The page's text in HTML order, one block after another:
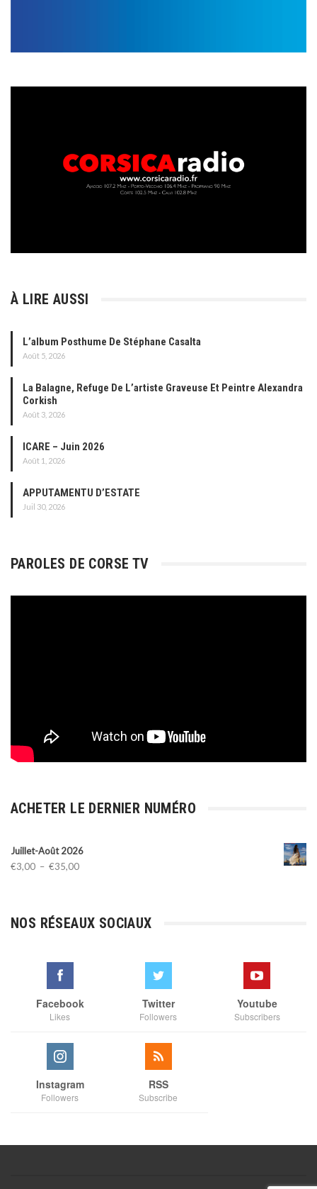
À LIRE AUSSI
L’album Posthume De Stéphane Casalta
Août 5, 2026
La Balagne, Refuge De L’artiste Graveuse Et Peintre Alexandra
Corkish
Août 3, 2026
ICARE – Juin 2026
Août 1, 2026
APPUTAMENTU D’ESTATE
Juil 30, 2026
PAROLES DE CORSE TV
ACHETER LE DERNIER NUMÉRO
Juillet-Août 2026
€3,00 – €35,00Plage
à
NOS RÉSEAUX SOCIAUX
Facebook
Likes
Twitter
Followers
Youtube
Subscribers
Instagram
Followers
RSS
Subscribe